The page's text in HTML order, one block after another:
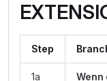
Step
1a
Wenn